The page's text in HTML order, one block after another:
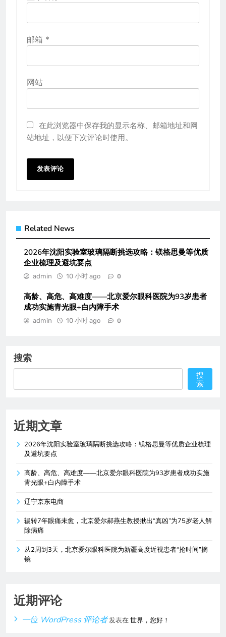
邮箱 *
网站
在此浏览器中保存我的显示名称、邮箱地址和网
站地址，以便下次评论时使用。
Related News
2026年沈阳实验室玻璃隔断挑选攻略：镁格思曼等优质
企业梳理及避坑要点
admin 10 小时 ago 0
高龄、高危、高难度——北京爱尔眼科医院为93岁患者
成功实施青光眼+白内障手术
admin 10 小时 ago 0
搜索
搜
索
近期文章
2026年沈阳实验室玻璃隔断挑选攻略：镁格思曼等优质企业梳理
及避坑要点
高龄、高危、高难度——北京爱尔眼科医院为93岁患者成功实施
青光眼+白内障手术
辽宁京东电商
辗转7年眼痛未愈，北京爱尔郝燕生教授揪出“真凶”为75岁老人解
除病痛
从2周到3天，北京爱尔眼科医院为新疆高度近视患者“抢时间”摘
镜
近期评论
一位 WordPress 评论者发表在世界，您好！